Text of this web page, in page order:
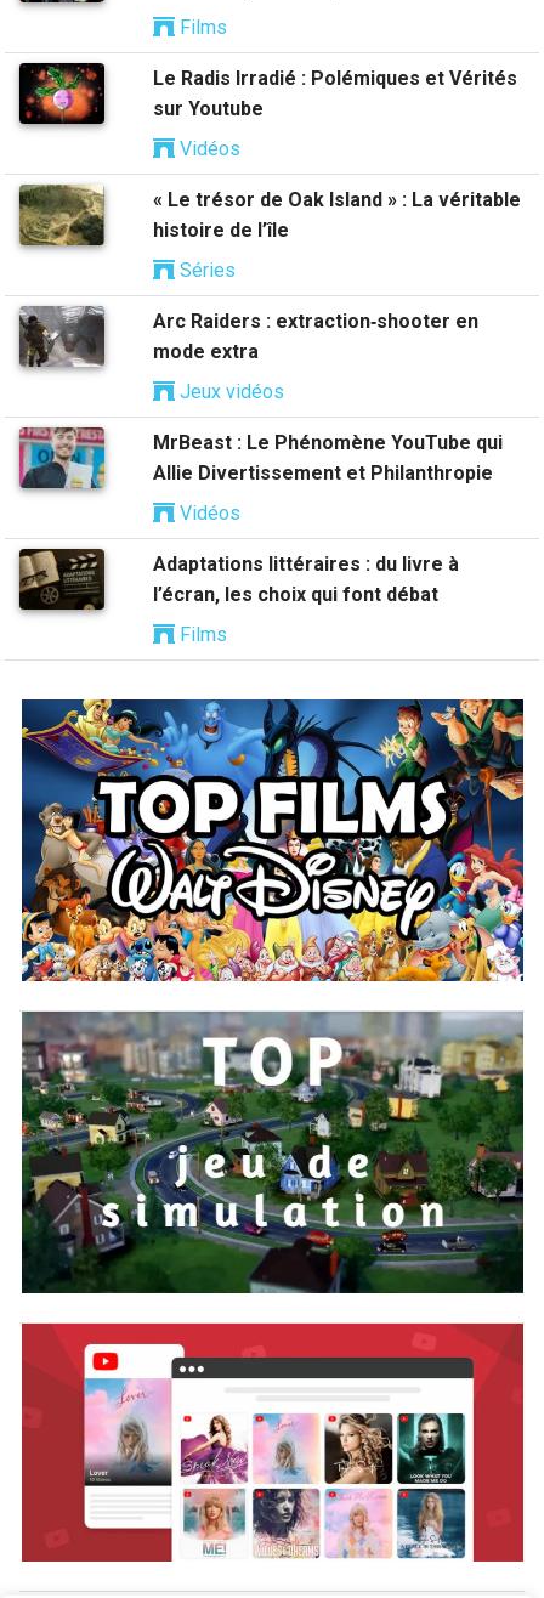
Films
Le Radis Irradié : Polémiques et Vérités
sur Youtube
Vidéos
« Le trésor de Oak Island » : La véritable
histoire de l’île
Séries
Arc Raiders : extraction‑shooter en
mode extra
Jeux vidéos
MrBeast : Le Phénomène YouTube qui
Allie Divertissement et Philanthropie
Vidéos
Adaptations littéraires : du livre à
l’écran, les choix qui font débat
Films